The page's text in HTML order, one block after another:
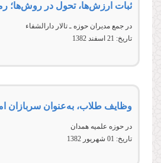
در جمع مديران حوزه ـ تالار دارالشفاء
تاریخ: 21 اسفند 1382
در حوزه علمیه همدان
تاریخ: 01 شهريور 1382